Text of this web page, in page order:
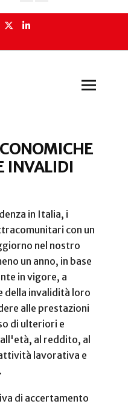
INVALIDI
in Italia, i
con un
nel nostro
un anno, in base
in vigore, a
della invalidità loro
alle prestazioni
di ulteriori e
al reddito, al
lavorativa e
di accertamento